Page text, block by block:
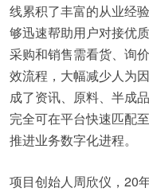
线累积了丰富的从业经
够迅速帮助用户对接优
采购和销售需看货、询
效流程，大幅减少人为
成了资讯、原料、半成
完全可在平台快速匹配
推进业务数字化进程。
项目创始人周欣仪，20